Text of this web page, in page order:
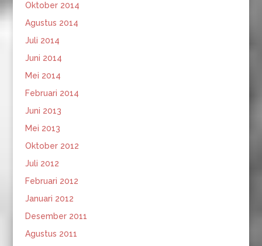
Oktober 2014
Agustus 2014
Juli 2014
Juni 2014
Mei 2014
Februari 2014
Juni 2013
Mei 2013
Oktober 2012
Juli 2012
Februari 2012
Januari 2012
Desember 2011
Agustus 2011